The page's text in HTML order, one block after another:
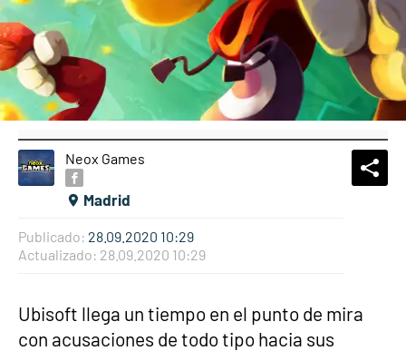
Neox Games
Madrid
Publicado: 28.09.2020 10:29
Actualizado: 28.09.2020 10:29
Ubisoft llega un tiempo en el punto de mira
con acusaciones de todo tipo hacia sus